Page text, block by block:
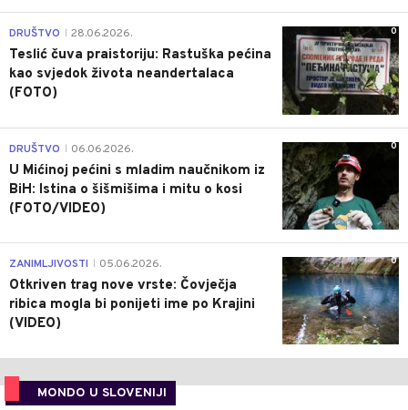
0
DRUŠTVO 28.06.2026.
Teslić čuva praistoriju: Rastuška pećina
kao svjedok života neandertalaca
(FOTO)
0
DRUŠTVO 06.06.2026.
U Mićinoj pećini s mladim naučnikom iz
BiH: Istina o šišmišima i mitu o kosi
(FOTO/VIDEO)
0
ZANIMLJIVOSTI 05.06.2026.
Otkriven trag nove vrste: Čovječja
ribica mogla bi ponijeti ime po Krajini
(VIDEO)
MONDO U SLOVENIJI